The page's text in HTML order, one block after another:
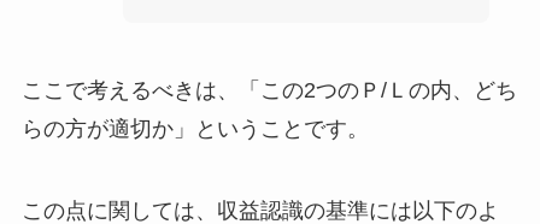
ここで考えるべきは、
「この2つのＰ/Ｌの内、どち
らの方が適切か」
ということです。
この点に関しては、収益認識の基準には以下のよ